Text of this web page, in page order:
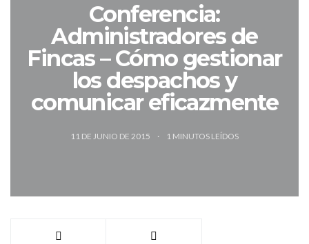
Conferencia:
Administradores de
Fincas – Cómo gestionar
los despachos y
comunicar eficazmente
11 DE JUNIO DE 2015 1 MINUTOS LEÍDOS